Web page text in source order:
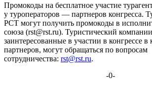
Промокоды на бесплатное участие
у туроператоров — партнеров конгресса.
РСТ могут получить промокоды в
союза (rst@rst.ru). Туристический
заинтересованные в участии в конгрессе в
партнеров, могут обращаться по вопросам
сотрудничества: rst@rst.ru.
-0-